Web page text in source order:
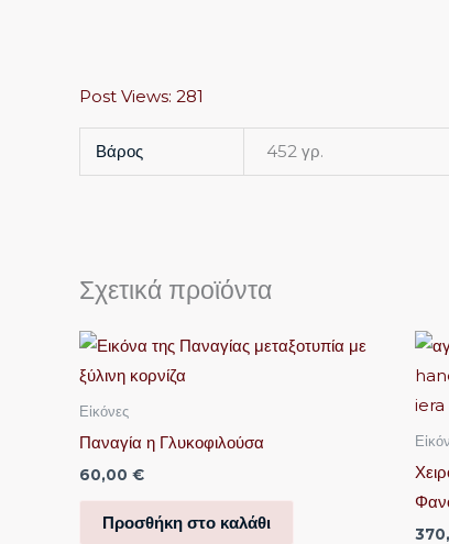
Post Views: 281
Βάρος 452 γρ.
Σχετικά προϊόντα
Εἰκόνες
Παναγία η Γλυκοφιλούσα
60,00 €
Προσθήκη στο καλάθι